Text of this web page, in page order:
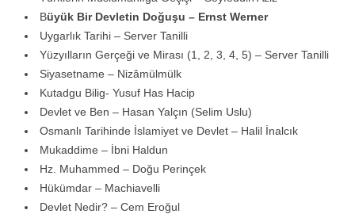
Büyük Bir Devletin Doğuşu – Ernst Werner
Uygarlık Tarihi – Server Tanilli
Yüzyılların Gerçeği ve Mirası (1, 2, 3, 4, 5) – Server Tanilli
Siyasetname – Nizâmülmülk
Kutadgu Bilig- Yusuf Has Hacip
Devlet ve Ben – Hasan Yalçın (Selim Uslu)
Osmanlı Tarihinde İslamiyet ve Devlet – Halil İnalcık
Mukaddime – İbni Haldun
Hz. Muhammed – Doğu Perinçek
Hükümdar – Machiavelli
Devlet Nedir? – Cem Eroğul